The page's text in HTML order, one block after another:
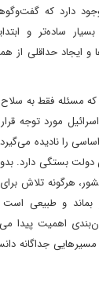
دارد که
بسیار ساده‌تر و
ایجاد حداقلی از
مسئله فقط به
مورد توجه
را نادیده
دولت بستگی دارد.
هرگونه تلاش
بماند و طبیعی
اهمیت پیدا
جداگانه